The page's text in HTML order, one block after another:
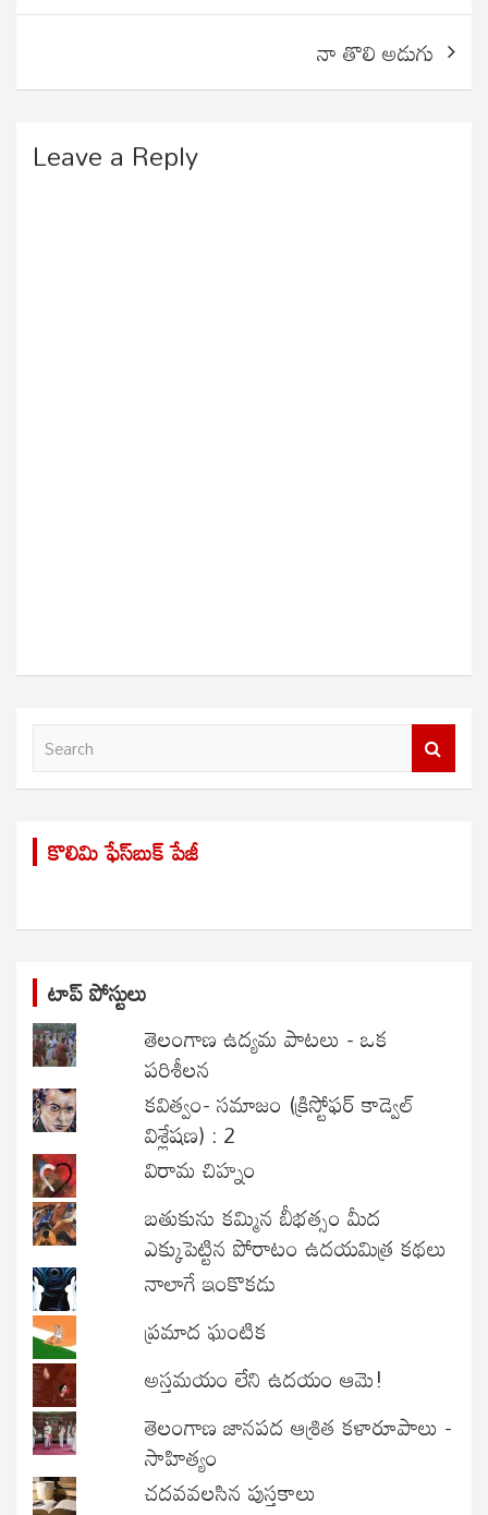
నా తొలి అడుగు
Leave a Reply
a
r
c కొలిమి ఫేస్‌బుక్ పేజీ
టాప్ పోస్టులు
తెలంగాణ ఉద్యమ పాటలు - ఒక
పరిశీలన
కవిత్వం- సమాజం (క్రిస్టోఫర్ కాడ్వెల్
విశ్లేషణ) : 2
విరామ చిహ్నం
బతుకును కమ్మిన బీభత్సం మీద
ఎక్కుపెట్టిన పోరాటం ఉదయమిత్ర కథలు
నాలాగే ఇంకొకడు
ప్రమాద ఘంటిక
అస్తమయం లేని ఉదయం ఆమె!
తెలంగాణ జానపద ఆశ్రిత కళారూపాలు -
సాహిత్యం
చదవవలసిన పుస్తకాలు